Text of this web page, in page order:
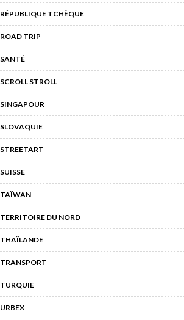
RÉPUBLIQUE TCHÈQUE
ROAD TRIP
SANTÉ
SCROLL STROLL
SINGAPOUR
SLOVAQUIE
STREETART
SUISSE
TAÏWAN
TERRITOIRE DU NORD
THAÏLANDE
TRANSPORT
TURQUIE
URBEX